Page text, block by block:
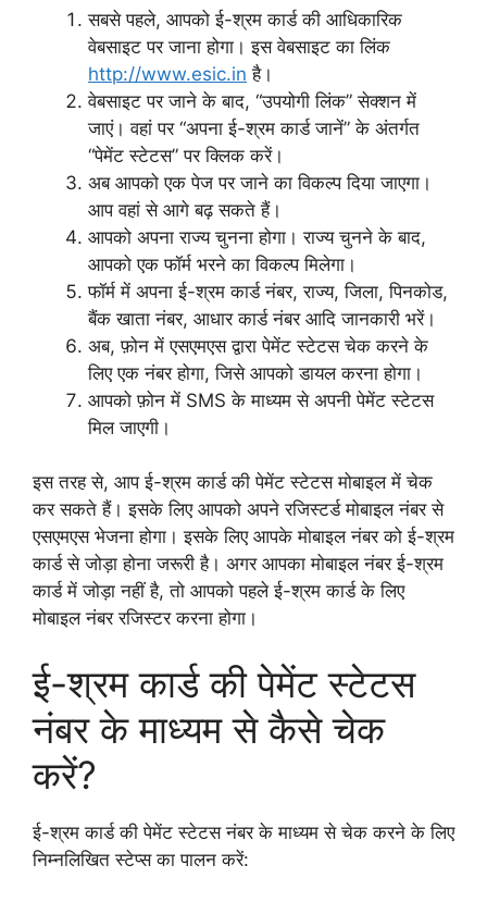
सबसे पहले, आपको ई-श्रम कार्ड की आधिकारिक
वेबसाइट पर जाना होगा। इस वेबसाइट का लिंक
http://www.esic.in है।
वेबसाइट पर जाने के बाद, “उपयोगी लिंक” सेक्शन में
जाएं। वहां पर “अपना ई-श्रम कार्ड जानें” के अंतर्गत
“पेमेंट स्टेटस” पर क्लिक करें।
अब आपको एक पेज पर जाने का विकल्प दिया जाएगा।
आप वहां से आगे बढ़ सकते हैं।
आपको अपना राज्य चुनना होगा। राज्य चुनने के बाद,
आपको एक फॉर्म भरने का विकल्प मिलेगा।
फॉर्म में अपना ई-श्रम कार्ड नंबर, राज्य, जिला, पिनकोड,
बैंक खाता नंबर, आधार कार्ड नंबर आदि जानकारी भरें।
अब, फ़ोन में एसएमएस द्वारा पेमेंट स्टेटस चेक करने के
लिए एक नंबर होगा, जिसे आपको डायल करना होगा।
आपको फ़ोन में SMS के माध्यम से अपनी पेमेंट स्टेटस
मिल जाएगी।
इस तरह से, आप ई-श्रम कार्ड की पेमेंट स्टेटस मोबाइल में चेक
कर सकते हैं। इसके लिए आपको अपने रजिस्टर्ड मोबाइल नंबर से
एसएमएस भेजना होगा। इसके लिए आपके मोबाइल नंबर को ई-श्रम
कार्ड से जोड़ा होना जरूरी है। अगर आपका मोबाइल नंबर ई-श्रम
कार्ड में जोड़ा नहीं है, तो आपको पहले ई-श्रम कार्ड के लिए
मोबाइल नंबर रजिस्टर करना होगा।
ई-श्रम कार्ड की पेमेंट स्टेटस
नंबर के माध्यम से कैसे चेक
करें?
ई-श्रम कार्ड की पेमेंट स्टेटस नंबर के माध्यम से चेक करने के लिए
निम्नलिखित स्टेप्स का पालन करें: